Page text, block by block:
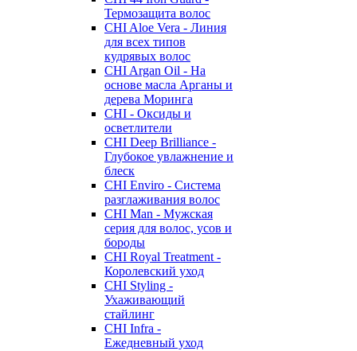
Термозащита волос
CHI Aloe Vera - Линия
для всех типов
кудрявых волос
CHI Argan Oil - На
основе масла Арганы и
дерева Моринга
CHI - Оксиды и
осветлители
CHI Deep Brilliance -
Глубокое увлажнение и
блеск
CHI Enviro - Система
разглаживания волос
CHI Man - Мужская
серия для волос, усов и
бороды
CHI Royal Treatment -
Королевский уход
CHI Styling -
Ухаживающий
стайлинг
CHI Infra -
Ежедневный уход